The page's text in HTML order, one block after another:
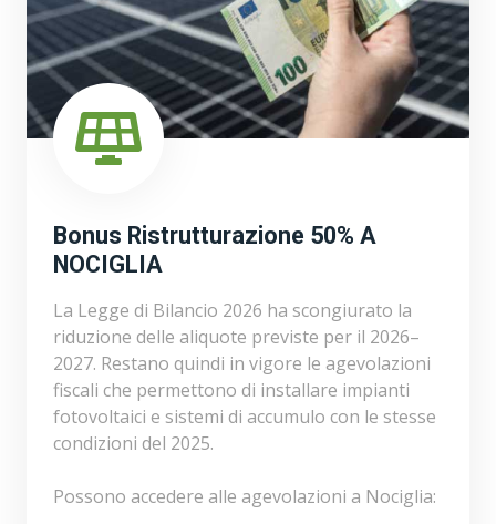
Bonus Ristrutturazione 50% A
NOCIGLIA
La Legge di Bilancio 2026 ha scongiurato la
riduzione delle aliquote previste per il 2026–
2027. Restano quindi in vigore le agevolazioni
fiscali che permettono di installare impianti
fotovoltaici e sistemi di accumulo con le stesse
condizioni del 2025.
Possono accedere alle agevolazioni a Nociglia: